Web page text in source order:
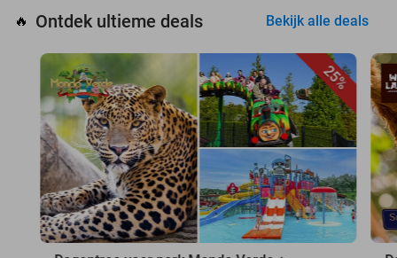
🔥 Ontdek ultieme deals Bekijk alle deals
25%